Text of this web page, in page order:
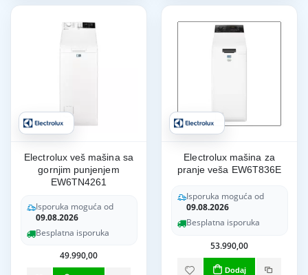
Electrolux veš mašina sa
gornjim punjenjem
EW6TN4261
Isporuka moguća od
09.08.2026
Besplatna isporuka
49.990,00
Electrolux mašina za
pranje veša EW6T836E
Isporuka moguća od
09.08.2026
Besplatna isporuka
53.990,00
Dodaj